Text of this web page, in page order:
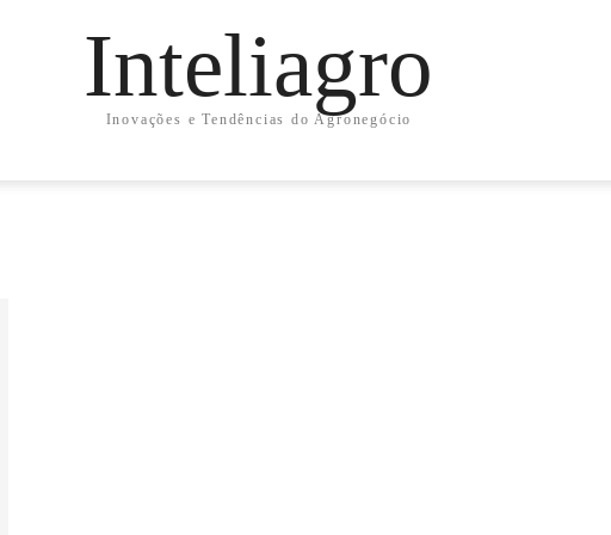
Inteliagro
Inovações e Tendências do Agronegócio